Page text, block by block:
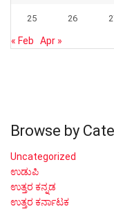
25 26
« Feb Apr »
Browse by
Uncategorized
ಉಡುಪಿ
ಉತ್ತರ ಕನ್ನಡ
ಉತ್ತರ ಕರ್ನಾಟಕ